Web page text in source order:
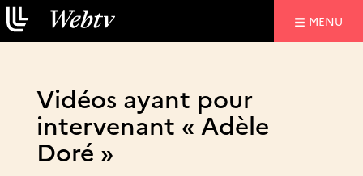
MENU
Vidéos ayant pour
intervenant « Adèle
Doré »